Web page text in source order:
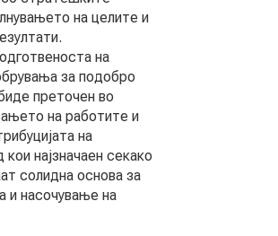
на целите и
на
за подобро
преточен во
на работите и
на
најзначаен секако
солидна основа за
и насочување на